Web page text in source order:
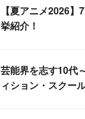
【夏アニメ2026
挙紹介！
芸能界を志す10
ィション・スクー